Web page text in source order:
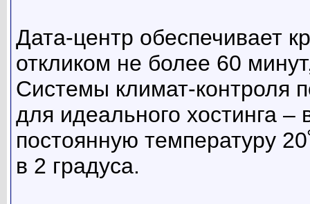
Дата-центр обеспечивает
откликом не более 60
Системы климат-контроля
для идеального хостинга –
постоянную температуру
в 2 градуса.